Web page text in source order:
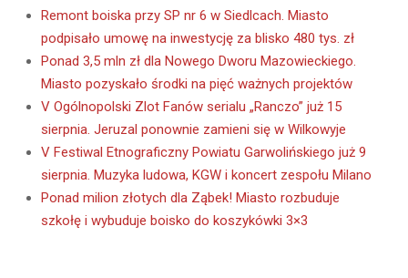
Remont boiska przy SP nr 6 w Siedlcach. Miasto
podpisało umowę na inwestycję za blisko 480 tys. zł
Ponad 3,5 mln zł dla Nowego Dworu Mazowieckiego.
Miasto pozyskało środki na pięć ważnych projektów
V Ogólnopolski Zlot Fanów serialu „Ranczo” już 15
sierpnia. Jeruzal ponownie zamieni się w Wilkowyje
V Festiwal Etnograficzny Powiatu Garwolińskiego już 9
sierpnia. Muzyka ludowa, KGW i koncert zespołu Milano
Ponad milion złotych dla Ząbek! Miasto rozbuduje
szkołę i wybuduje boisko do koszykówki 3×3